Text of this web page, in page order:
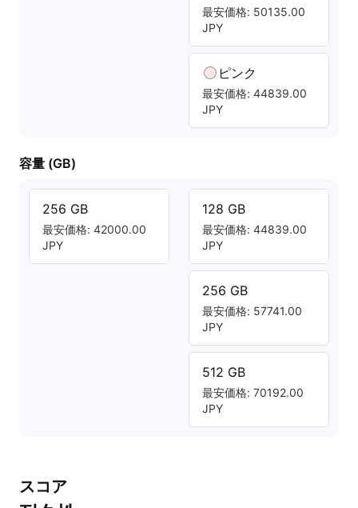
最安価格: 50135.00
JPY
ピンク
最安価格: 44839.00
JPY
容量 (GB)
256 GB
最安価格: 42000.00
JPY
128 GB
最安価格: 44839.00
JPY
256 GB
最安価格: 57741.00
JPY
512 GB
最安価格: 70192.00
JPY
スコア